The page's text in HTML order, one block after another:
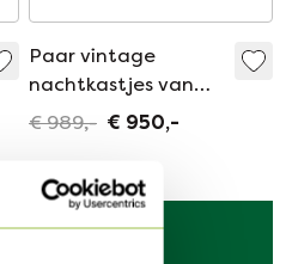
Paar vintage
nachtkastjes van
Paolo Buffa, jaren
€ 989,- € 950,-